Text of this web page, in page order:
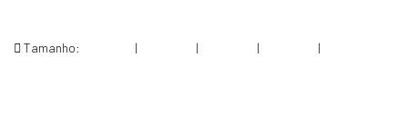
Tamanho: | | | |